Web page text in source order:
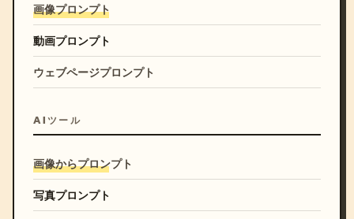
画像プロンプト
動画プロンプト
ウェブページプロンプト
AIツール
画像からプロンプト
写真プロンプト